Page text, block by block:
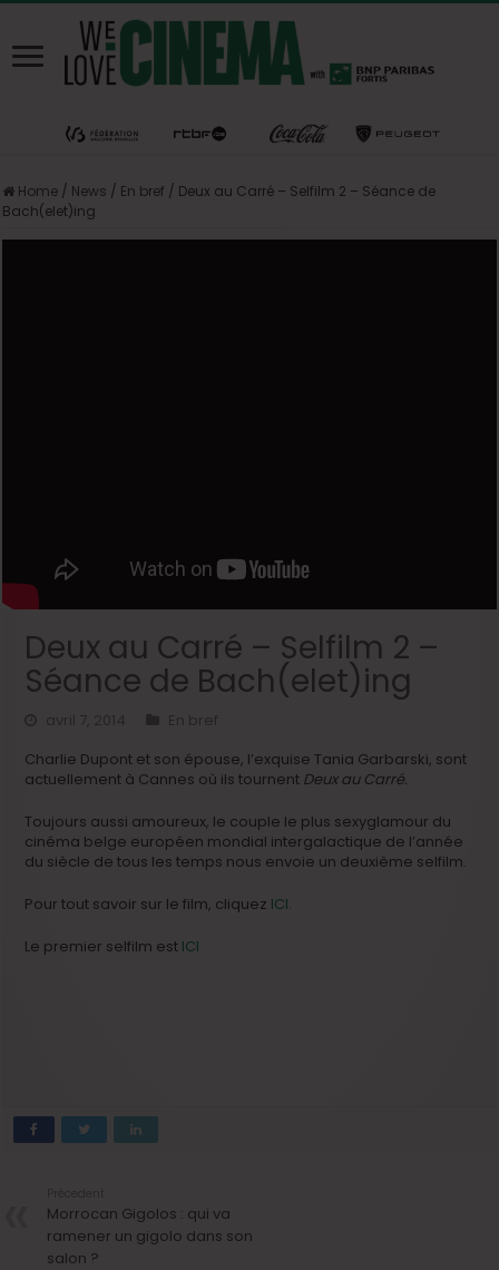
Home / News / En bref / Deux au Carré – Selfilm 2 – Séance de
Bach(elet)ing
Deux au Carré – Selfilm 2 –
Séance de Bach(elet)ing
avril 7, 2014
En bref
Charlie Dupont et son épouse, l’exquise Tania Garbarski, sont
actuellement à Cannes où ils tournent Deux au Carré.
Toujours aussi amoureux, le couple le plus sexyglamour du
cinéma belge européen mondial intergalactique de l’année
du siècle de tous les temps nous envoie un deuxième selfilm.
Pour tout savoir sur le film, cliquez ICI.
Le premier selfilm est ICI
Morrocan Gigolos : qui va
ramener un gigolo dans son
salon ?